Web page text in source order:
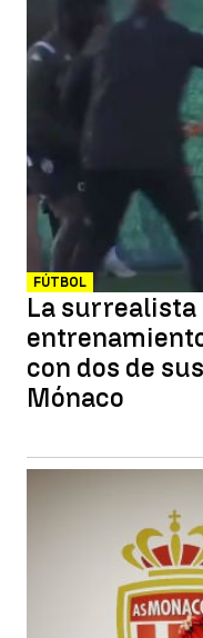
FÚTBOL
La
con dos de
Mónaco